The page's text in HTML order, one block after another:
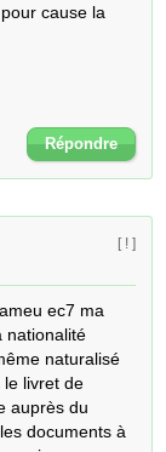
cause la
Répondre
[ ! ]
ec7 ma
nationalité
naturalisé
le livret de
auprès du
documents à